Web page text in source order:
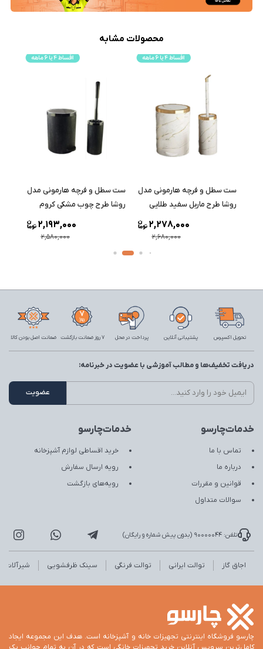
محصولات مشابه
ست سطل و فرچه هارمونی مدل
روشا طرح ماربل سفید طلایی
2,680,000
2,278,000
ست سطل و فرچه هارمونی مدل
روشا طرح چوب مشکی کروم
2,580,000
2,193,000
تحویل اکسپرس پشتیبانی آنلاین پرداخت در محل 7 روز ضمانت بازگشت ضمانت اصل بودن کالا
خدمات‌چارسو
تماس با ما
درباره ما
قوانین و مقررات
سوالات متداول
خدمات‌چارسو
خرید اقساطی لوازم آشپزخانه
رویه ارسال سفارش
رویه‌های بازگشت
دریافت تخفیف‌ها و مطالب آموزشی با عضویت در خبرنامه:
تلفن: 90000044 (بدون پیش شماره و رایگان)
اجاق گاز توالت ایرانی توالت فرنگی سینک ظرفشویی شیرآلات
چارسو فروشگاه اینترنتی تجهیزات خانه و آشپزخانه است. هدف این مجموعه ایجاد